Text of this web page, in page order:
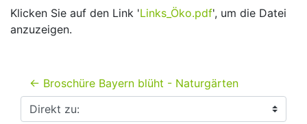
Klicken Sie auf den Link 'Links_Öko.pdf', um die Datei
anzuzeigen.
← Broschüre Bayern blüht - Naturgärten
Direkt zu: